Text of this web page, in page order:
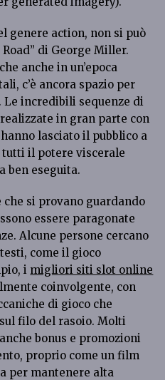
genere action, non si può
di George Miller.
anche in un’epoca
c’è ancora spazio per
Le incredibili sequenze di
in gran parte con
lasciato il pubblico a
tutti il potere viscerale
ben eseguita.
che si provano guardando
essere paragonate
Alcune persone cercano
come il gioco
i migliori siti slot online
coinvolgente, con
di gioco che
filo del rasoio. Molti
bonus e promozioni
proprio come un film
per mantenere alta